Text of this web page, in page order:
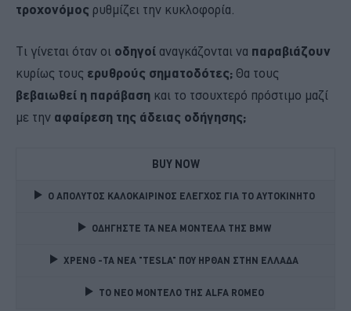
τροχονόμος ρυθμίζει την κυκλοφορία.
Τι γίνεται όταν οι οδηγοί αναγκάζονται να παραβιάζουν
κυρίως τους ερυθρούς σηματοδότες; Θα τους
βεβαιωθεί η παράβαση και το τσουχτερό πρόστιμο μαζί
με την αφαίρεση της άδειας οδήγησης;
BUY NOW
Ο ΑΠΟΛΥΤΟΣ ΚΑΛΟΚΑΙΡΙΝΟΣ ΕΛΕΓΧΟΣ ΓΙΑ ΤΟ ΑΥΤΟΚΙΝΗΤΟ
ΟΔΗΓΗΣΤΕ ΤΑ ΝΕΑ ΜΟΝΤΕΛΑ ΤΗΣ BMW
XPENG -ΤΑ ΝΕΑ "TESLA" ΠΟΥ ΗΡΘΑΝ ΣΤΗΝ ΕΛΛΑΔΑ
TO NEO MONTΕΛΟ ΤΗΣ ALFA ROMEO